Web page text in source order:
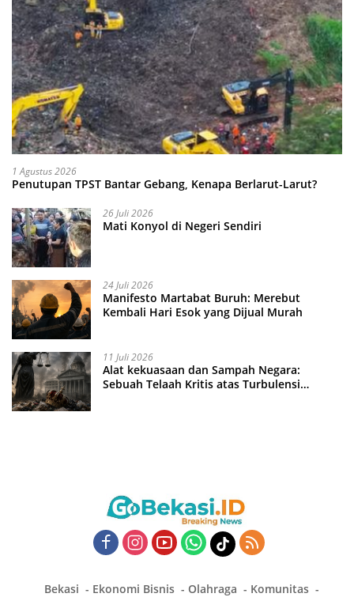
1 Agustus 2026
Penutupan TPST Bantar Gebang, Kenapa Berlarut-Larut?
26 Juli 2026
Mati Konyol di Negeri Sendiri
24 Juli 2026
Manifesto Martabat Buruh: Merebut
Kembali Hari Esok yang Dijual Murah
11 Juli 2026
Alat kekuasaan dan Sampah Negara:
Sebuah Telaah Kritis atas Turbulensi
Bekasi Ekonomi Bisnis Olahraga
Komunitas